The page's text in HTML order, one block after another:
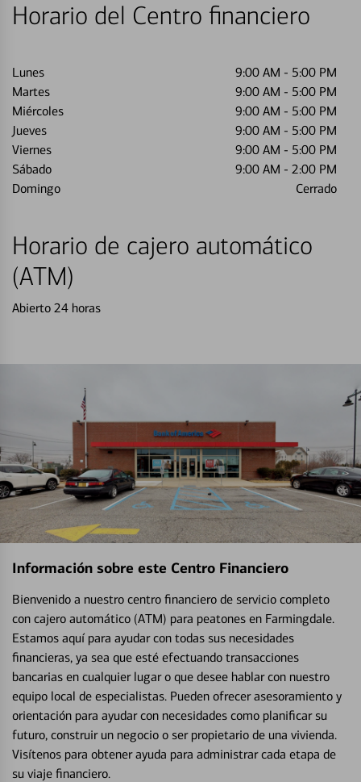
Horario del Centro financiero
Lunes 9:00 AM - 5:00 PM
Martes
9:00 AM - 5:00 PM
Miércoles
9:00 AM - 5:00 PM
Jueves
9:00 AM - 5:00 PM
Viernes
9:00 AM - 5:00 PM
Sábado
9:00 AM - 2:00 PM
Domingo
Cerrado
Horario de cajero automático
(ATM)
Abierto 24 horas
Información sobre este Centro Financiero
Bienvenido a nuestro centro financiero de servicio completo
con cajero automático (ATM) para peatones en Farmingdale.
Estamos aquí para ayudar con todas sus necesidades
financieras, ya sea que esté efectuando transacciones
bancarias en cualquier lugar o que desee hablar con nuestro
equipo local de especialistas. Pueden ofrecer asesoramiento y
orientación para ayudar con necesidades como planificar su
futuro, construir un negocio o ser propietario de una vivienda.
Visítenos para obtener ayuda para administrar cada etapa de
su viaje financiero.